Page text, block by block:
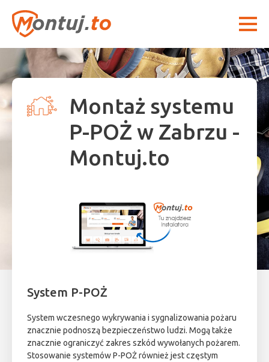
Montaż systemu
P-POŻ w Zabrzu -
Montuj.to
System P-POŻ
System wczesnego wykrywania i sygnalizowania pożaru
znacznie podnoszą bezpieczeństwo ludzi. Mogą także
znacznie ograniczyć zakres szkód wywołanych pożarem.
Stosowanie systemów P-POŻ również jest częstym